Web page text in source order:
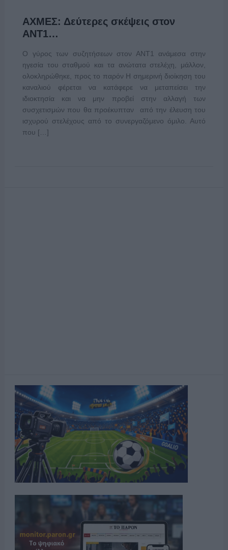
ΑΧΜΕΣ: Δεύτερες σκέψεις στον
ΑΝΤ1…
Ο γύρος των συζητήσεων στον ΑΝΤ1 ανάμεσα στην
ηγεσία του σταθμού και τα ανώτατα στελέχη, μάλλον,
ολοκληρώθηκε, προς το παρόν Η σημερινή διοίκηση του
καναλιού φέρεται να κατάφερε να μεταπείσει την
ιδιοκτησία και να μην προβεί στην αλλαγή των
συσχετισμών που θα προέκυπταν από την έλευση του
ισχυρού στελέχους από το συνεργαζόμενο όμιλο. Αυτό
που […]